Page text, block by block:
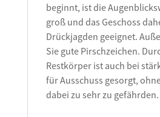
beginnt, ist die
groß und das Geschoss
Drückjagden geeignet.
Sie gute Pirschzeichen.
Restkörper ist auch bei
für Ausschuss gesorgt,
dabei zu sehr zu gefährden.